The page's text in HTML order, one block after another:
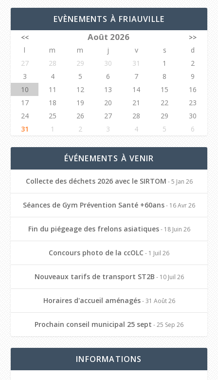
EVÈNEMENTS À FRIAUVILLE
<< Août 2026
>>
l
m m j v s
d
27
28 29 30 31 1
2
3
4 5 6 7 8
9
10
11 12 13 14 15
16
17
18 19 20 21 22
23
24
25 26 27 28 29
30
31
1 2 3 4 5 6
ÉVÉNEMENTS À VENIR
Collecte des déchets 2026 avec le SIRTOM - 5 Jan 26
Séances de Gym Prévention Santé +60ans- 16 Avr 26
Fin du piégeage des frelons asiatiques- 18 Juin 26
Concours photo de la ccOLC - 1 Juil 26
Nouveaux tarifs de transport ST2B - 10 Juil 26
Horaires d'accueil aménagés- 31 Août 26
Prochain conseil municipal 25 sept - 25 Sep 26
INFORMATIONS